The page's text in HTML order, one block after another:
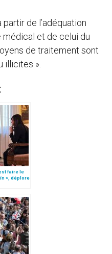
de l’adéquation
et de celui du
de traitement sont
illicites ».
faire le
», déplore